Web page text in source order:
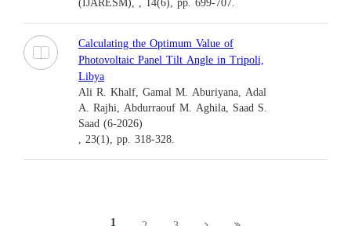
Calculating the Optimum Value of
Photovoltaic Panel Tilt Angle in Tripoli,
Libya
Ali R. Khalf, Gamal M. Aburiyana, Adal
A. Rajhi, Abdurraouf M. Aghila, Saad S.
Saad (6-2026)
, 23(1), pp. 318-328.